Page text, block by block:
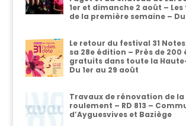
1er et dimanche 2 août –
de la première semaine –
Le retour du festival 31
sa 28e édition – Près de
gratuits dans toute la
Du 1er au 29 août
Travaux de rénovation de la
roulement – RD 813 –
d’Ayguesvives et Baziège